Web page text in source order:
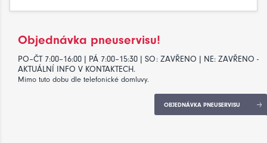
Objednávka pneuservisu!
PO–ČT 7:00–16:00 | PÁ 7:00–15:30 | SO: ZAVŘENO | NE: ZAVŘENO -
AKTUÁLNÍ INFO V KONTAKTECH.
Mimo tuto dobu dle telefonické domluvy.
OBJEDNÁVKA PNEUSERVISU